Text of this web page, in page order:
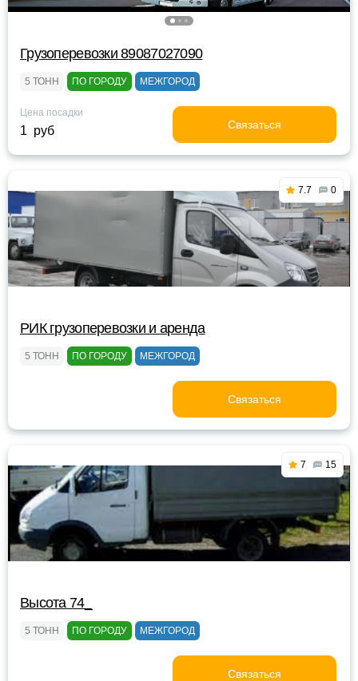
Грузоперевозки 89087027090
5 ТОНН ПО ГОРОДУ МЕЖГОРОД
Цена посадки
1 руб Связаться
7.7 0
РИК грузоперевозки и аренда
5 ТОНН ПО ГОРОДУ МЕЖГОРОД
Связаться
7 15
Высота 74_
5 ТОНН ПО ГОРОДУ МЕЖГОРОД
Связаться